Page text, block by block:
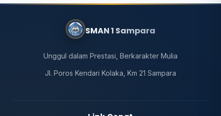
SMAN 1 Sampara
Unggul dalam Prestasi, Berkarakter Mulia
Jl. Poros Kendari Kolaka, Km 21 Sampara